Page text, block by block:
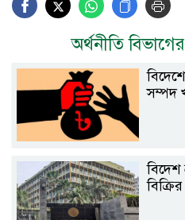
অর্থনীতি
সম্পদ
বিদেশ